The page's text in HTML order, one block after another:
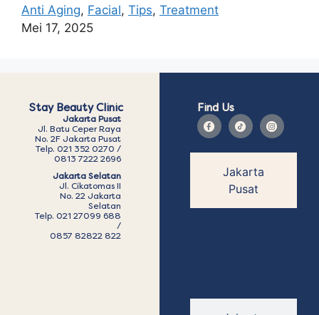
Anti Aging, Facial, Tips, Treatment
Mei 17, 2025
Stay Beauty Clinic
Jakarta Pusat
Jl. Batu Ceper Raya
No. 2F Jakarta Pusat
Telp. 021 352 0270 /
0813 7222 2696
Jakarta Selatan
Jl. Cikatomas II
No. 22 Jakarta
Selatan
Telp. 021 27099 688
/
0857 82822 822
Find Us
Jakarta
Pusat